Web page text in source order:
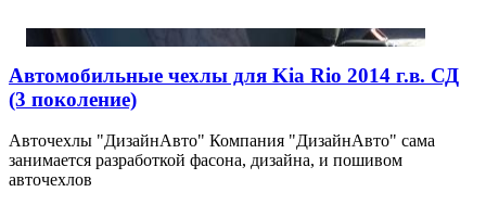
Автомобильные чехлы для Kia Rio 2014 г.в. СД
(3 поколение)
Авточехлы "ДизайнАвто" Компания "ДизайнАвто" сама
занимается разработкой фасона, дизайна, и пошивом
авточехлов